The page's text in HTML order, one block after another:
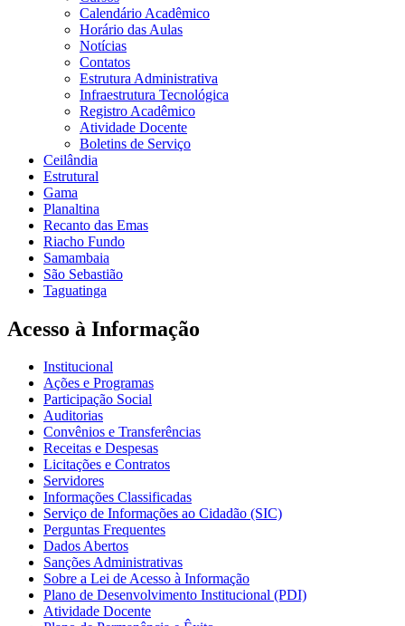
Calendário Acadêmico
Horário das Aulas
Notícias
Contatos
Estrutura Administrativa
Infraestrutura Tecnológica
Registro Acadêmico
Atividade Docente
Boletins de Serviço
Ceilândia
Estrutural
Gama
Planaltina
Recanto das Emas
Riacho Fundo
Samambaia
São Sebastião
Taguatinga
Acesso à Informação
Institucional
Ações e Programas
Participação Social
Auditorias
Convênios e Transferências
Receitas e Despesas
Licitações e Contratos
Servidores
Informações Classificadas
Serviço de Informações ao Cidadão (SIC)
Perguntas Frequentes
Dados Abertos
Sanções Administrativas
Sobre a Lei de Acesso à Informação
Plano de Desenvolvimento Institucional (PDI)
Atividade Docente